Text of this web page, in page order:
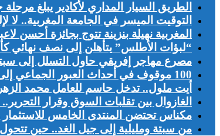
الطريق السيار المداري لأكادير يبلغ
التوقيت الميسر في الجامعة المغربية.. لا
المغربية نهيلة بنزينة تتوج بجائزة أحسن
“لبؤات الأطلس” يتأهلن إلى نصف نهائي
مصرع مهاجر إفريقي حاول التسلل إلى
100 موقوف في أحداث العبور الجماعي إلى سبتة المحتلة.. 69 منهم في حالة اعتقال
أيت ملول.. تدخل حاسم للعامل محمد الزهر
الغازوال بين تقلبات السوق وقرار
مكناس تحتضن المنتدى الخامس للاستثمار
من سبتة ومليلية إلى جيل الغد.. حين